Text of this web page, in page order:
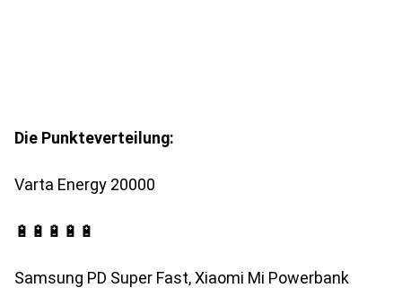
Die Punkteverteilung:
Varta Energy 20000
🔋🔋🔋🔋🔋
Samsung PD Super Fast, Xiaomi Mi Powerbank